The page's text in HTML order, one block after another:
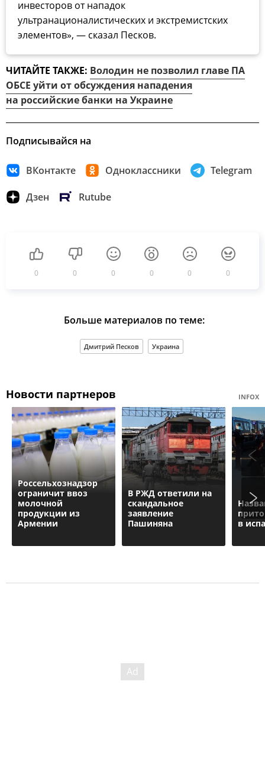
инвесторов от нападок
ультранационалистических и экстремистских
элементов», — сказал Песков.
ЧИТАЙТЕ ТАКЖЕ: Володин не позволил главе ПА
ОБСЕ уйти от обсуждения нападения
на российские банки на Украине
Подписывайся на
ВКонтакте Одноклассники Telegram
Дзен Rutube
0 0 0 0 0 0
Больше материалов по теме:
Дмитрий Песков Украина
Новости партнеров INFOX
Россельхознадзор
ограничит ввоз
молочной
продукции из
Армении
В РЖД ответили на
скандальное
заявление
Пашиняна
в